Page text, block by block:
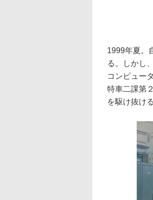
1999年夏。
る。しかし
コンピュー
特車二課第
を駆け抜け